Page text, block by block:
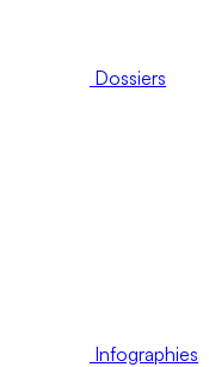
Dossiers
Infographies